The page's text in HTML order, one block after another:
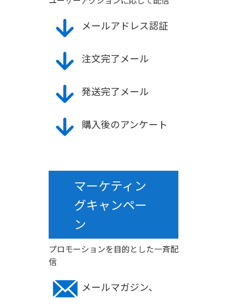
メールアドレス認証
注文完了メール
発送完了メール
購入後のアンケート
マーケティン
グキャンペー
ン
プロモーションを目的とした一斉配
信
メールマガジン、